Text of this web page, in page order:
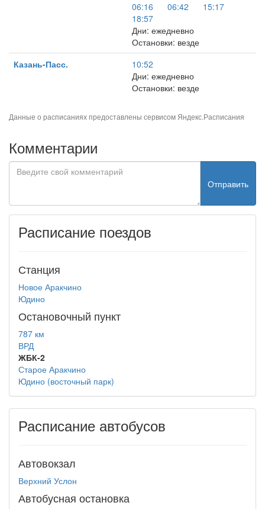
06:16
06:42
15:17
18:57
Дни: ежедневно
Остановки: везде
Казань-Пасс.
10:52
Дни: ежедневно
Остановки: везде
Данные о расписаниях предоставлены сервисом Яндекс.Расписания
Комментарии
Отправить
Расписание поездов
Станция
Новое Аракчино
Юдино
Остановочный пункт
787 км
ВРД
ЖБК-2
Старое Аракчино
Юдино (восточный парк)
Расписание автобусов
Автовокзал
Верхний Услон
Автобусная остановка